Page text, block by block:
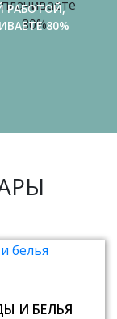
РАБОТОЙ,
80%
И БЕЛЬЯ